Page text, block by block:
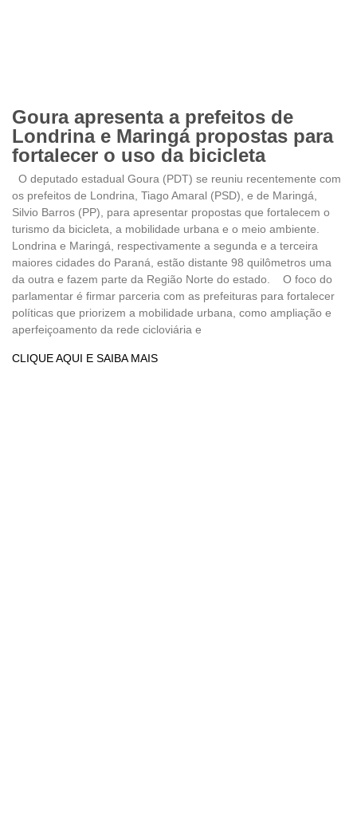
Goura apresenta a prefeitos de
Londrina e Maringá propostas para
fortalecer o uso da bicicleta
O deputado estadual Goura (PDT) se reuniu recentemente com
os prefeitos de Londrina, Tiago Amaral (PSD), e de Maringá,
Silvio Barros (PP), para apresentar propostas que fortalecem o
turismo da bicicleta, a mobilidade urbana e o meio ambiente.
Londrina e Maringá, respectivamente a segunda e a terceira
maiores cidades do Paraná, estão distante 98 quilômetros uma
da outra e fazem parte da Região Norte do estado. O foco do
parlamentar é firmar parceria com as prefeituras para fortalecer
políticas que priorizem a mobilidade urbana, como ampliação e
aperfeiçoamento da rede cicloviária e
CLIQUE AQUI E SAIBA MAIS